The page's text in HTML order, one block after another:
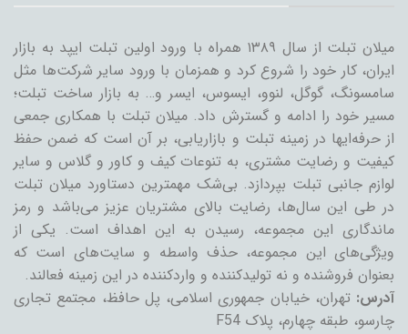
میلان تبلت از سال ۱۳۸۹ همراه با ورود اولین تبلت ایپد به بازار
ایران، کار خود را شروع کرد و همزمان با ورود سایر شرکت‌ها مثل
سامسونگ، گوگل، لنوو، ایسوس، ایسر و… به بازار ساخت تبلت؛
مسیر خود را ادامه و گسترش داد. میلان تبلت با همکاری جمعی
از حرفه‌ایها در زمینه تبلت و بازاریابی، بر آن است که ضمن حفظ
کیفیت و رضایت مشتری، به تنوعات کیف و کاور و گلاس و سایر
لوازم جانبی تبلت بپردازد. بی‌شک مهمترین دستاورد میلان تبلت
در طی این سال‌ها، رضایت بالای مشتریان عزیز می‌باشد و رمز
ماندگاری این مجموعه، رسیدن به این اهداف است. یکی از
ویژگی‌های این مجموعه، حذف واسطه و سایت‌های است که
بعنوان فروشنده و نه تولیدکننده و واردکننده در این زمینه فعالند.
آدرس: تهران، خیابان جمهوری اسلامی، پل حافظ، مجتمع تجاری
چارسو، طبقه چهارم، پلاک F54